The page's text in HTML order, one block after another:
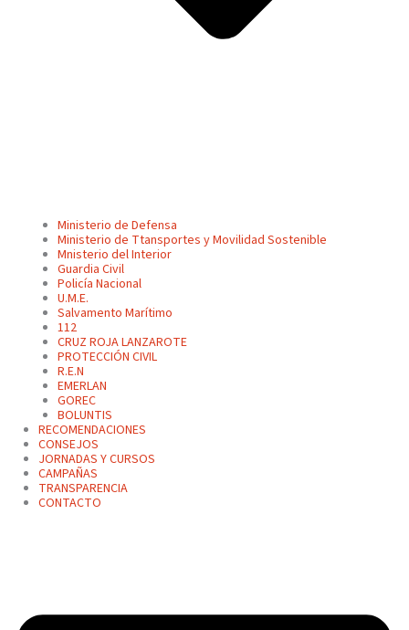
Ministerio de Defensa
Ministerio de Ttansportes y Movilidad Sostenible
Mnisterio del Interior
Guardia Civil
Policía Nacional
U.M.E.
Salvamento Marítimo
112
CRUZ ROJA LANZAROTE
PROTECCIÓN CIVIL
R.E.N
EMERLAN
GOREC
BOLUNTIS
RECOMENDACIONES
CONSEJOS
JORNADAS Y CURSOS
CAMPAÑAS
TRANSPARENCIA
CONTACTO